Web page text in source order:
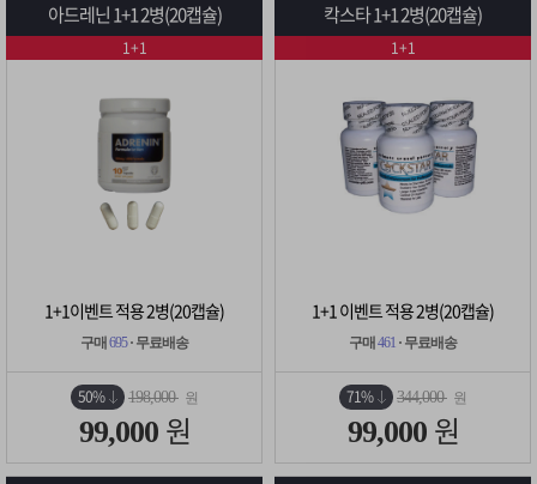
아드레닌 1+1 2병(20캡슐)
1+1이벤트 적용 2병(20캡슐)
구매 695· 무료배송
50% 198,000 원
99,000 원
1+1
칵스타 1+1 2병(20캡슐)
1+1 이벤트 적용 2병(20캡슐)
구매 461 · 무료배송
71% 344,000 원
99,000 원
1+1